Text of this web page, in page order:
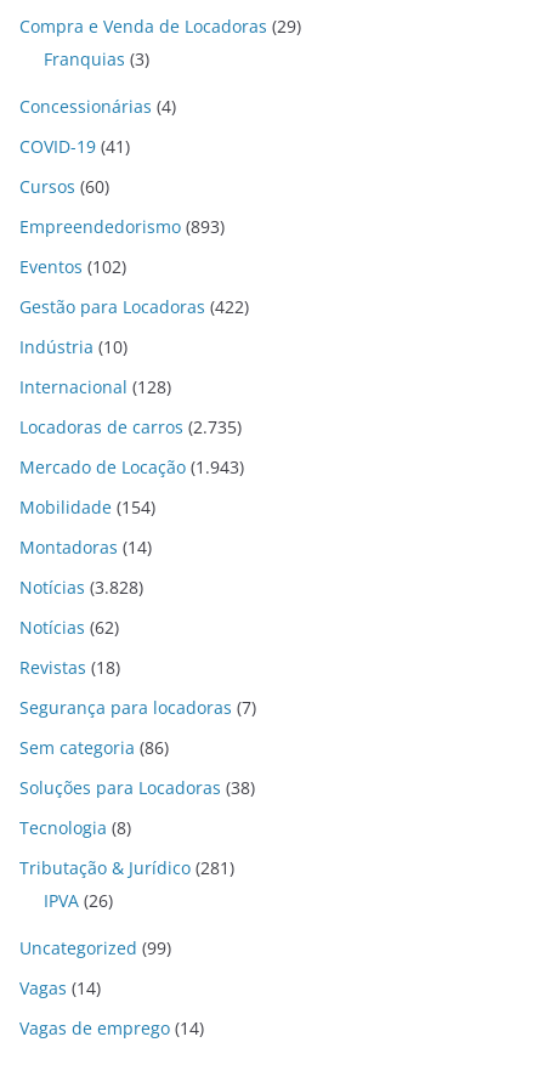
Compra e Venda de Locadoras (29)
Franquias (3)
Concessionárias (4)
COVID-19 (41)
Cursos (60)
Empreendedorismo (893)
Eventos (102)
Gestão para Locadoras (422)
Indústria (10)
Internacional (128)
Locadoras de carros (2.735)
Mercado de Locação (1.943)
Mobilidade (154)
Montadoras (14)
Notícias (3.828)
Notícias (62)
Revistas (18)
Segurança para locadoras (7)
Sem categoria (86)
Soluções para Locadoras (38)
Tecnologia (8)
Tributação & Jurídico (281)
IPVA (26)
Uncategorized (99)
Vagas (14)
Vagas de emprego (14)